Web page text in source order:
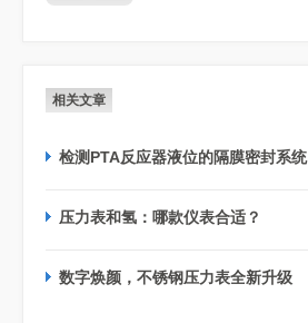
相关文章
检测PTA反应器液位的隔膜密封系统
压力表和氢：哪款仪表合适？
数字焕颜，不锈钢压力表全新升级